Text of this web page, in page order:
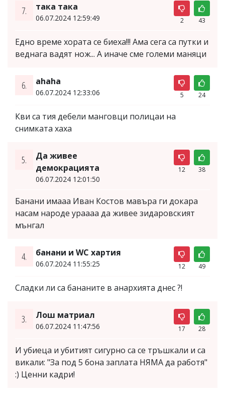
7. така така
06.07.2024 12:59:49 2 43
Едно време хората се биеха!!! Ама сега са путки и
веднага вадят нож... А иначе сме големи маняци
6. ahaha
06.07.2024 12:33:06 5 24
Кви са тия дебели манговци полицаи на
снимката хаха
5.
Да живее
демокрацията
06.07.2024 12:01:50
12 38
Банани имааа Иван Костов мавъра ги докара
насам народе ураааа да живее зидаровският
мънгал
4. банани и WC хартия
06.07.2024 11:55:25 12 49
Сладки ли са бананите в анархията днес ?!
3. Лош матриал
06.07.2024 11:47:56 17 28
И убиеца и убитият сигурно са се тръшкали и са
викали: "За под 5 бона заплата НЯМА да работя"
:) Ценни кадри!